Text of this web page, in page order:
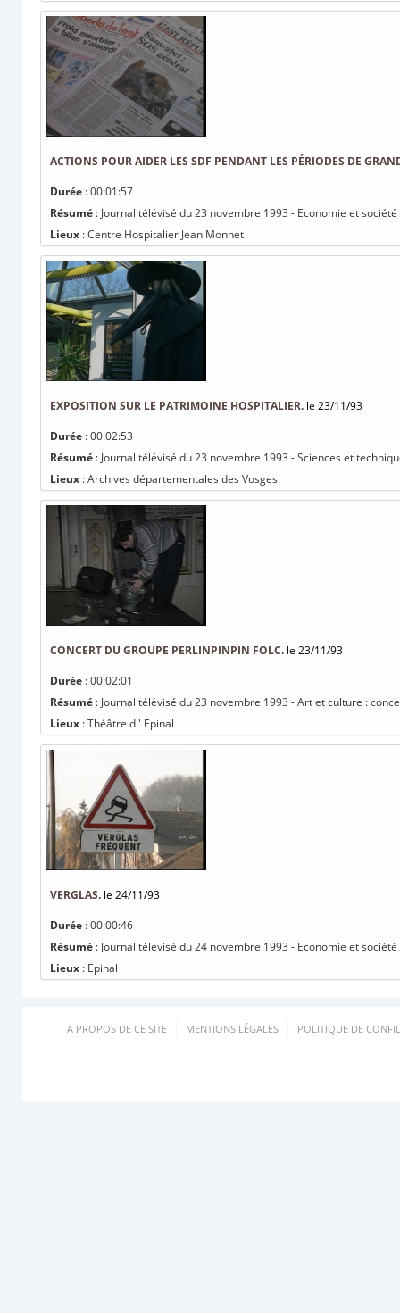
ACTIONS POUR AIDER LES SDF PENDANT LES PÉRIODES DE
Durée : 00:01:57
Résumé : Journal télévisé du 23 novembre 1993 - Economie et
Lieux : Centre Hospitalier Jean Monnet
EXPOSITION SUR LE PATRIMOINE HOSPITALIER. le 23/11/93
Durée : 00:02:53
Résumé : Journal télévisé du 23 novembre 1993 - Sciences et
Lieux : Archives départementales des Vosges
CONCERT DU GROUPE PERLINPINPIN FOLC. le 23/11/93
Durée : 00:02:01
Résumé : Journal télévisé du 23 novembre 1993 - Art et culture :
Lieux : Théâtre d ' Epinal
VERGLAS. le 24/11/93
Durée : 00:00:46
Résumé : Journal télévisé du 24 novembre 1993 - Economie et
Lieux : Epinal
A PROPOS DE CE SITE MENTIONS LÉGALES POLITIQUE DE